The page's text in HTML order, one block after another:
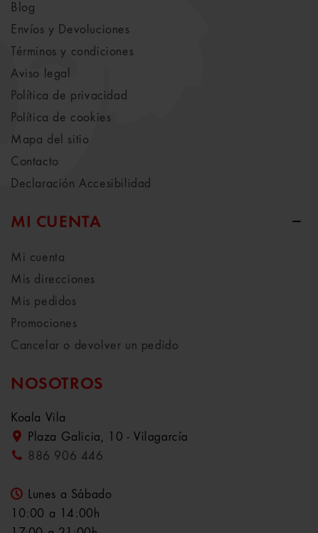
Blog
Envíos y Devoluciones
Términos y condiciones
Aviso legal
Política de privacidad
Política de cookies
Mapa del sitio
Contacto
Declaración Accesibilidad
MI CUENTA
Mi cuenta
Mis direcciones
Mis pedidos
Promociones
Cancelar o devolver un pedido
NOSOTROS
Koala Vila
Plaza Galicia, 10 - Vilagarcía
886 906 446
Lunes a Sábado
10:00 a 14:00h